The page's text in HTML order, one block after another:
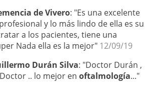
de Vivero: "Es una excelente
y lo más lindo de ella es su
a los pacientes, tiene una
Nada ella es la mejor" 12/09/19
Durán Silva: "Doctor Durán ,
.. lo mejor en oftalmología..."